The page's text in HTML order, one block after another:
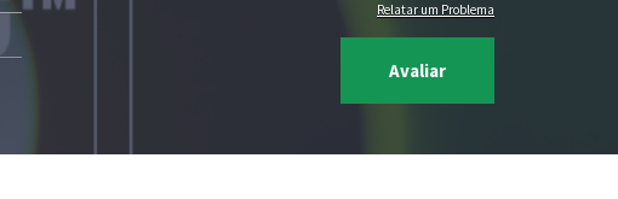
Relatar um Problema
Avaliar